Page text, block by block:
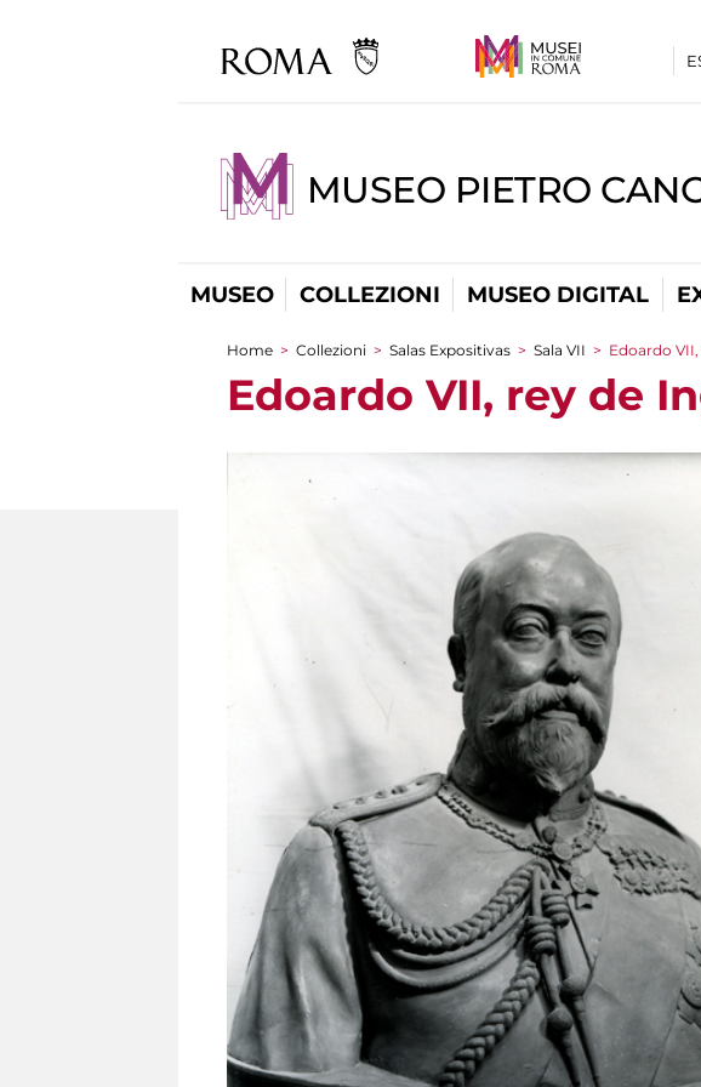
MUSEO PIETRO
MUSEO COLLEZIONI MUSEO DIGITAL
You are here
Home > Collezioni > Salas Expositivas > Sala VII > Edoardo
Edoardo VII, rey de